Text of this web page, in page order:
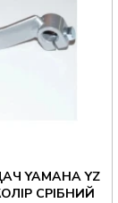
YAMAHA YZ
СРІБНИЙ